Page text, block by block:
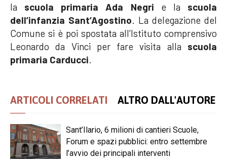
la scuola primaria Ada Negri e la scuola
dell’infanzia Sant’Agostino. La delegazione del
Comune si è poi spostata all’Istituto comprensivo
Leonardo da Vinci per fare visita alla scuola
primaria Carducci.
ARTICOLI CORRELATI ALTRO DALL'AUTORE
Sant’Ilario, 6 milioni di cantieri Scuole,
Forum e spazi pubblici: entro settembre
l’avvio dei principali interventi